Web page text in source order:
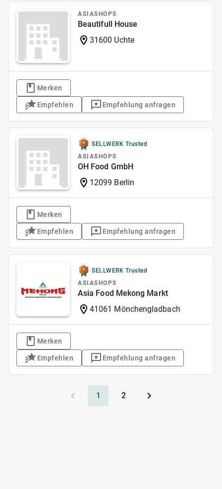
ASIASHOPS
Beautifull House
31600 Uchte
Merken
Empfehlen Empfehlung anfragen
SELLWERK Trusted
ASIASHOPS
OH Food GmbH
12099 Berlin
Merken
Empfehlen Empfehlung anfragen
SELLWERK Trusted
ASIASHOPS
Asia Food Mekong Markt
41061 Mönchengladbach
Merken
Empfehlen Empfehlung anfragen
1 2